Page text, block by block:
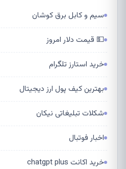
سیم و کابل برق کوشان
💵 قیمت دلار امروز
خرید استارز تلگرام
بهترین کیف پول ارز دیجیتال
شکلات تبلیغاتی نیکان
اخبار فوتبال
خرید اکانت chatgpt plus